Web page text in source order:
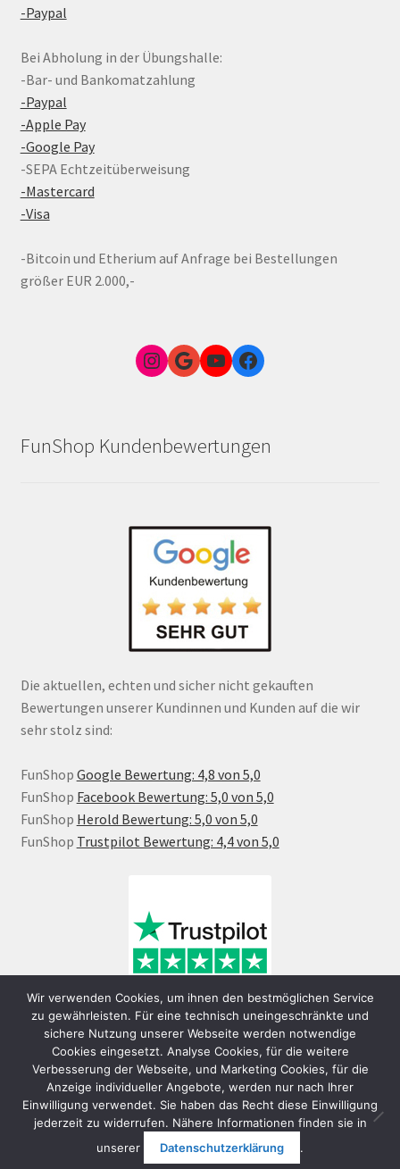
-Paypal
Bei Abholung in der Übungshalle:
-Bar- und Bankomatzahlung
-Paypal
-Apple Pay
-Google Pay
-SEPA Echtzeitüberweisung
-Mastercard
-Visa
-Bitcoin und Etherium auf Anfrage bei Bestellungen
größer EUR 2.000,-
Instagram
Google Link zum FunShop WienYouTubeFacebook
FunShop Kundenbewertungen
Die aktuellen, echten und sicher nicht gekauften
Bewertungen unserer Kundinnen und Kunden auf die wir
sehr stolz sind:
FunShop Google Bewertung: 4,8 von 5,0
FunShop Facebook Bewertung: 5,0 von 5,0
FunShop Herold Bewertung: 5,0 von 5,0
FunShop Trustpilot Bewertung: 4,4 von 5,0
© FunShop Wien - Hochqualitative Elektromobilität 2026
Datenschutzerklärung
Erstellt mit WooCommerce
Wir verwenden Cookies, um ihnen den bestmöglichen Service
zu gewährleisten. Für eine technisch uneingeschränkte und
sichere Nutzung unserer Webseite werden notwendige
Cookies eingesetzt. Analyse Cookies, für die weitere
Verbesserung der Webseite, und Marketing Cookies, für die
Anzeige individueller Angebote, werden nur nach Ihrer
Einwilligung verwendet. Sie haben das Recht diese Einwilligung
jederzeit zu widerrufen. Nähere Informationen finden sie in
unserer
Datenschutzerklärung .